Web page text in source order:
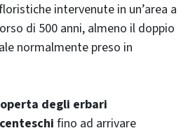
intervenute in un’area a
di 500 anni, almeno il doppio
normalmente preso in
degli erbari
fino ad arrivare